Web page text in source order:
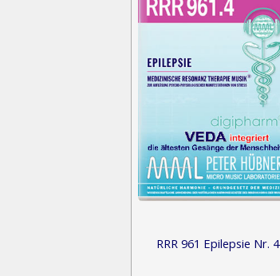
RRR 961 Epilepsie Nr. 4